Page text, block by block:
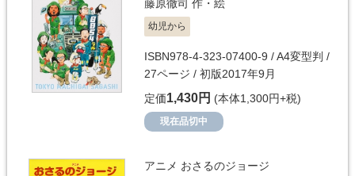
藤原徹司 作・絵
幼児から
ISBN978-4-323-07400-9 / A4変型判 /
27ページ / 初版2017年9月
定価1,430円 (本体1,300円+税)
現在品切中
アニメ おさるのジョージ